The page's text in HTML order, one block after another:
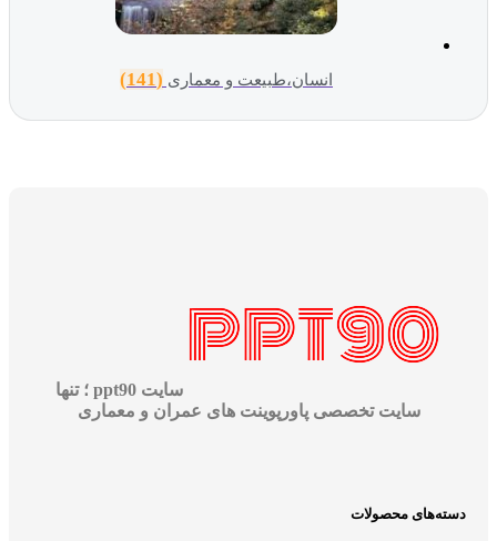
انسان،طبیعت و معماری (141)
سایت ppt90 ؛ تنها
سایت تخصصی پاورپوینت های عمران و معماری
دسته‌های محصولات